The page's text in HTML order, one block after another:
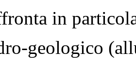
in
geologico